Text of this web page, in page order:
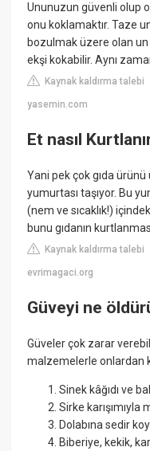
Ununuzun güvenli olup
onu koklamaktır. Taze
bozulmak üzere olan
ekşi kokabilir. Aynı
Kaynak kaldırma talebi
yasemin.com
Et nasıl
Yani pek çok gıda
yumurtası taşıyor. Bu
(nem ve sıcaklık!)
bunu gıdanın
Kaynak kaldırma talebi
evrimagaci.org
Güveyi ne
Güveler çok zarar
malzemelerle onlardan
Sinek kâğıdı ve
Sirke karışımıyla
Dolabına sedir
Biberiye, kekik,